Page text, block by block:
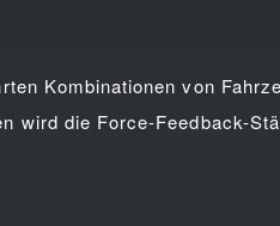
Kombinationen von
wird die Force-Feedback-